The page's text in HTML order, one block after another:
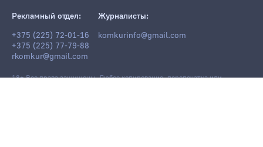
Рекламный отдел:
+375 (225) 72-01-16
+375 (225) 77-79-88
rkomkur@gmail.com
Журналисты:
komkurinfo@gmail.com
18+ Все права защищены. Любое копирование, перепечатка или